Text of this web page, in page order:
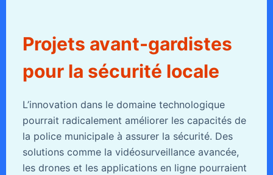
Projets avant-gardistes
pour la sécurité locale
L’innovation dans le domaine technologique
pourrait radicalement améliorer les capacités de
la police municipale à assurer la sécurité. Des
solutions comme la vidéosurveillance avancée,
les drones et les applications en ligne pourraient